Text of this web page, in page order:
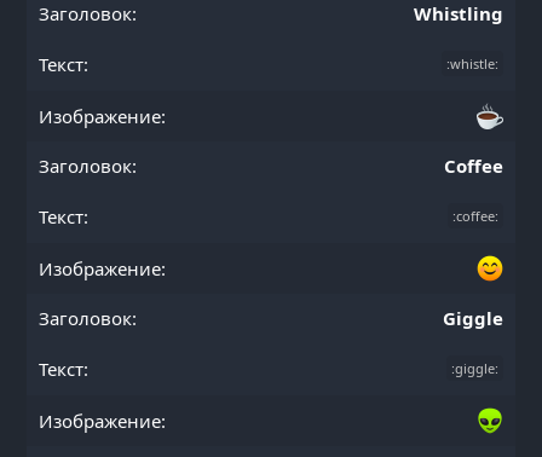
Whistling
:whistle:
Coffee
:coffee:
Giggle
:giggle: